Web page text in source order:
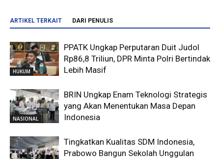
ARTIKEL TERKAIT DARI PENULIS
HUKUM
PPATK Ungkap Perputaran Duit Judol
Rp86,8 Triliun, DPR Minta Polri Bertindak
Lebih Masif
NASIONAL
BRIN Ungkap Enam Teknologi Strategis
yang Akan Menentukan Masa Depan
Indonesia
Tingkatkan Kualitas SDM Indonesia,
Prabowo Bangun Sekolah Unggulan